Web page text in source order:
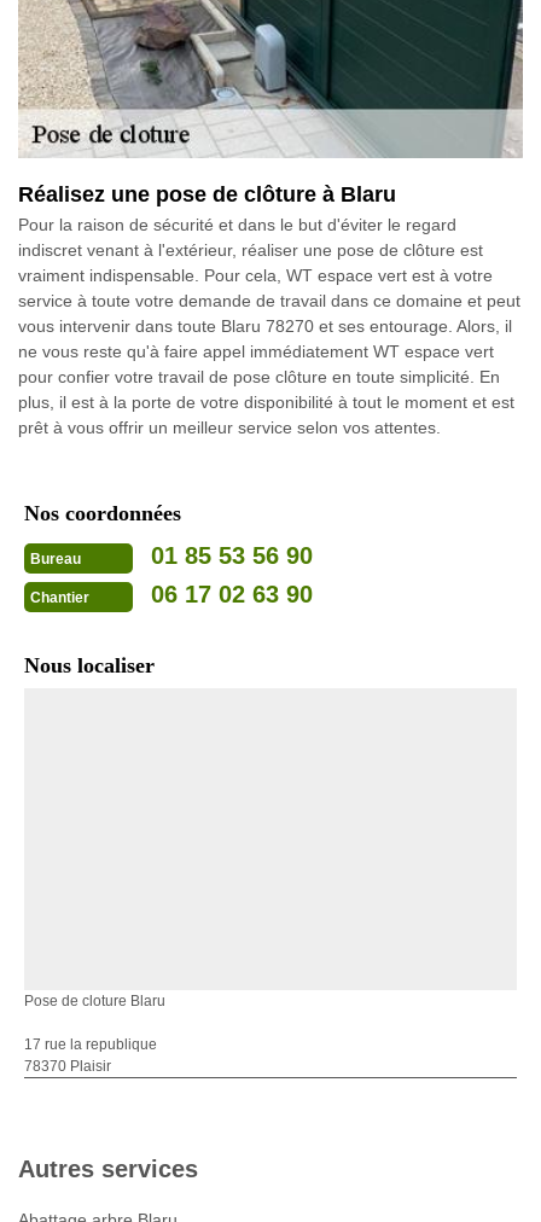
Réalisez une pose de clôture à Blaru
Pour la raison de sécurité et dans le but d'éviter le regard
indiscret venant à l'extérieur, réaliser une pose de clôture est
vraiment indispensable. Pour cela, WT espace vert est à votre
service à toute votre demande de travail dans ce domaine et peut
vous intervenir dans toute Blaru 78270 et ses entourage. Alors, il
ne vous reste qu'à faire appel immédiatement WT espace vert
pour confier votre travail de pose clôture en toute simplicité. En
plus, il est à la porte de votre disponibilité à tout le moment et est
prêt à vous offrir un meilleur service selon vos attentes.
Nos coordonnées
Bureau 01 85 53 56 90
Chantier 06 17 02 63 90
Nous localiser
Pose de cloture Blaru
17 rue la republique
78370 Plaisir
Autres services